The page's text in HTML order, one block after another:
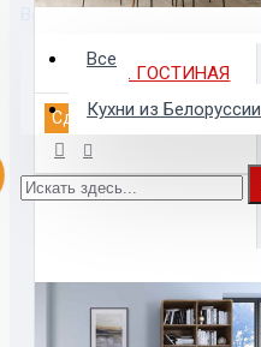
Все
Все
Кухни из Белоруссии
АМБЕР. ГОСТИНАЯ
Сделать заказ